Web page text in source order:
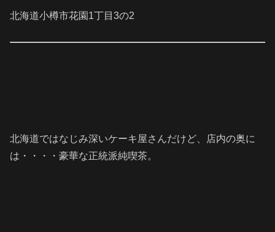
北海道小樽市花園1丁目3の2
北海道ではなじみ深いケーキ屋さんだけど、店内の奥に
は・・・・豪華な正統派純喫茶。